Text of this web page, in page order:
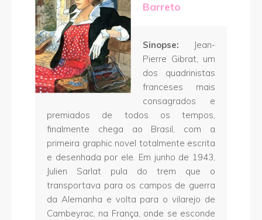
Barreto
Sinopse: Jean-
Pierre Gibrat, um
dos quadrinistas
franceses mais
consagrados e
premiados de todos os tempos,
finalmente chega ao Brasil, com a
primeira graphic novel totalmente escrita
e desenhada por ele. Em junho de 1943,
Julien Sarlat pula do trem que o
transportava para os campos de guerra
da Alemanha e volta para o vilarejo de
Cambeyrac, na França, onde se esconde